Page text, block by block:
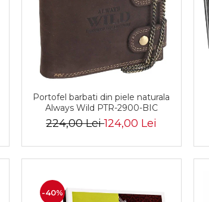
Portofel barbati din piele naturala
Always Wild PTR-2900-BIC
224,00 Lei124,00 Lei
-40%